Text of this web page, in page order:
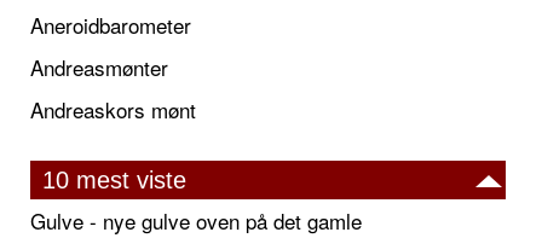
Aneroidbarometer
Andreasmønter
Andreaskors mønt
10 mest viste
Gulve - nye gulve oven på det gamle